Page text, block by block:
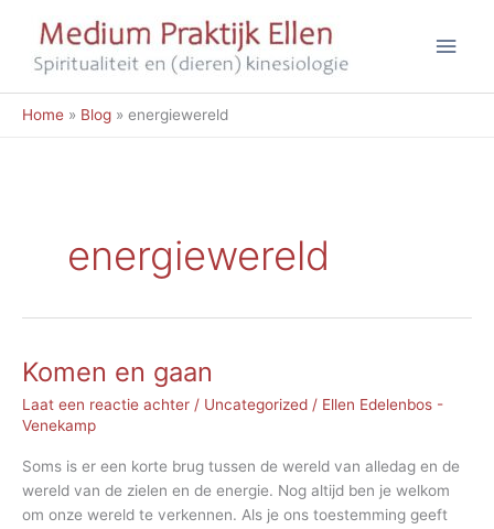
Home Blog energiewereld
energiewereld
Komen en gaan
Laat een reactie achter / Uncategorized / Ellen Edelenbos -
Venekamp
Soms is er een korte brug tussen de wereld van alledag en de
wereld van de zielen en de energie. Nog altijd ben je welkom
om onze wereld te verkennen. Als je ons toestemming geeft